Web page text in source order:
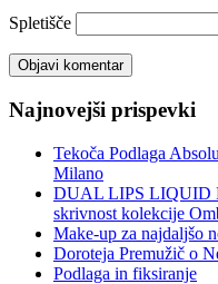
Spletišče
Najnovejši prispevki
Tekoča Podlaga
Milano
DUAL LIPS LIQUID
skrivnost kolekcije
Make-up za najdaljšo
Doroteja Premužič o
Podlaga in fiksiranje